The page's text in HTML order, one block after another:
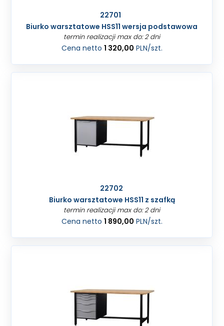
22701
Biurko warsztatowe HSS11 wersja podstawowa
termin realizacji max do: 2 dni
Cena netto 1 320,00 PLN/szt.
22702
Biurko warsztatowe HSS11 z szafką
termin realizacji max do: 2 dni
Cena netto 1 890,00 PLN/szt.